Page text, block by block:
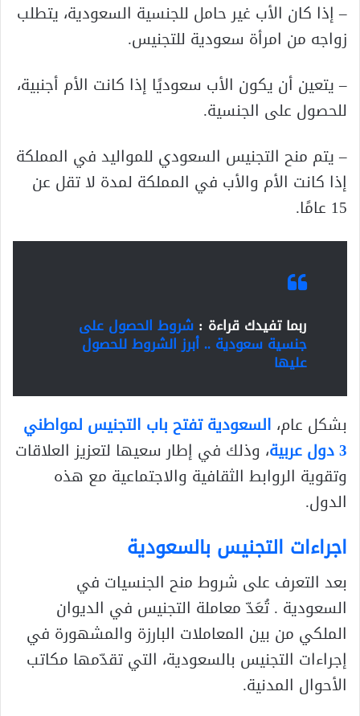
– إذا كان الأب غير حامل للجنسية السعودية، يتطلب
زواجه من امرأة سعودية للتجنيس.
– يتعين أن يكون الأب سعوديًا إذا كانت الأم أجنبية،
للحصول على الجنسية.
– يتم منح التجنيس السعودي للمواليد في المملكة
إذا كانت الأم والأب في المملكة لمدة لا تقل عن
15 عامًا.
ربما تفيدك قراءة : شروط الحصول على
جنسية سعودية .. أبرز الشروط للحصول
عليها
بشكل عام، السعودية تفتح باب التجنيس لمواطني
3 دول عربية
، وذلك في إطار سعيها لتعزيز العلاقات
وتقوية الروابط الثقافية والاجتماعية مع هذه
الدول.
اجراءات التجنيس بالسعودية
بعد التعرف على شروط منح الجنسيات في
السعودية . تُعَدّ معاملة التجنيس في الديوان
الملكي من بين المعاملات البارزة والمشهورة في
إجراءات التجنيس بالسعودية، التي تقدّمها مكاتب
الأحوال المدنية.